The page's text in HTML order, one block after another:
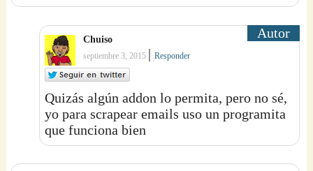
Chuiso
septiembre 3, 2015 |Responder
Quizás algún addon lo permita, pero no sé,
yo para scrapear emails uso un programita
que funciona bien